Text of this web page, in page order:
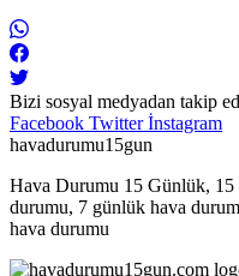
Bizi sosyal medyadan takip
Facebook Twitterİnstagram
havadurumu15gun
Hava Durumu 15 Günlük,
durumu, 7 günlük hava
hava durumu